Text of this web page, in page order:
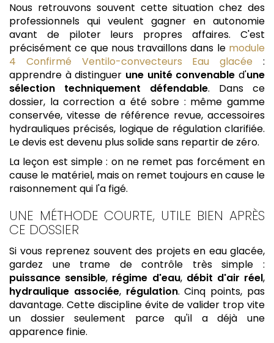
Nous retrouvons souvent cette situation chez des
professionnels qui veulent gagner en autonomie
avant de piloter leurs propres affaires. C'est
précisément ce que nous travaillons dans le module
4 Confirmé Ventilo-convecteurs Eau glacée :
apprendre à distinguer une unité convenable d'une
sélection techniquement défendable. Dans ce
dossier, la correction a été sobre : même gamme
conservée, vitesse de référence revue, accessoires
hydrauliques précisés, logique de régulation clarifiée.
Le devis est devenu plus solide sans repartir de zéro.
La leçon est simple : on ne remet pas forcément en
cause le matériel, mais on remet toujours en cause le
raisonnement qui l'a figé.
UNE MÉTHODE COURTE, UTILE BIEN APRÈS
CE DOSSIER
Si vous reprenez souvent des projets en eau glacée,
gardez une trame de contrôle très simple :
puissance sensible, régime d'eau, débit d'air réel,
hydraulique associée, régulation. Cinq points, pas
davantage. Cette discipline évite de valider trop vite
un dossier seulement parce qu'il a déjà une
apparence finie.